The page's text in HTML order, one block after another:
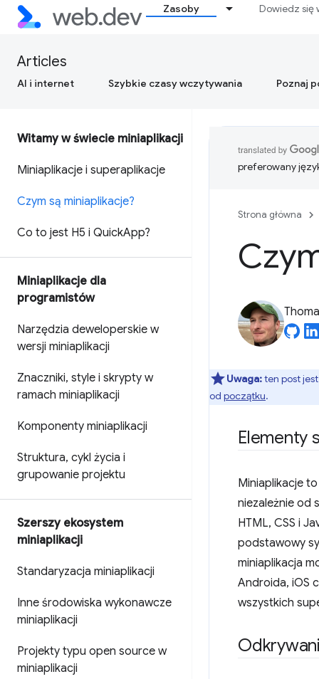
Zasoby Dowiedz się
Articles
AI i internet Szybkie czasy wczytywania Poznaj
Witamy w świecie miniaplikacji
Miniaplikacje i superaplikacje
Czym są miniaplikacje?
Co to jest H5 i QuickApp?
Miniaplikacje dla
programistów
Narzędzia deweloperskie w
wersji miniaplikacji
Znaczniki, style i skrypty w
ramach miniaplikacji
Komponenty miniaplikacji
Struktura, cykl życia i
grupowanie projektu
Szerszy ekosystem
miniaplikacji
Standaryzacja miniaplikacji
Inne środowiska wykonawcze
miniaplikacji
Projekty typu open source w
miniaplikacji
preferowany
Strona główna
Uwaga:ten post
od początku.
Elementy
Miniaplikacje
niezależnie od
HTML, CSS i
podstawowy
miniaplikacja
Androida, iOS
wszystkich